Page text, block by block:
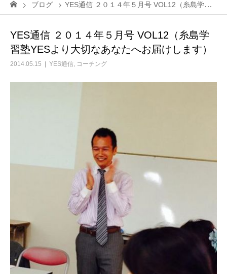
ブログ YES通信 ２０１４年５月号 VOL12（糸島学習塾YESより大切なあなたへお届けします）
YES通信 ２０１４年５月号 VOL12（糸島学
習塾YESより大切なあなたへお届けします）
2014.05.15 YES通信, コーチング